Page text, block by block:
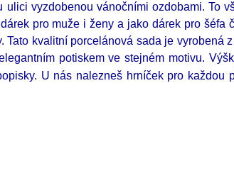
ulici vyzdobenou vánočními ozdobami. To
pro muže i ženy a jako dárek pro
Tato kvalitní porcelánová sada je
potiskem ve stejném motivu.
U nás nalezneš hrníček pro každou